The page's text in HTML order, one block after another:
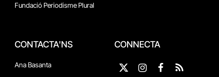
Fundació Periodisme Plural
CONTACTA'NS
Ana Basanta
CONNECTA
X
InstagramFacebook
RSS